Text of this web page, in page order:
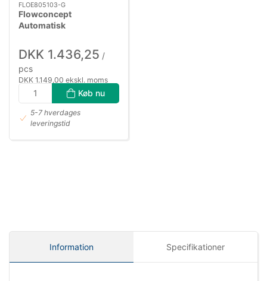
FLOE805103-G
Flowconcept
Automatisk
mtr polymer 20 bar
DKK 1.436,25 /
pcs
DKK 1.149,00 ekskl. moms
Køb nu
5-7 hverdages
leveringstid
Information Specifikationer